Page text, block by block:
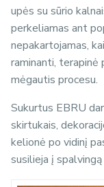
upės su sūrio
perkeliamas ant
nepakartojamas,
raminanti,
mėgautis procesu.
Sukurtus EBRU
skirtukais,
kelionė po vidinį
susilieja į